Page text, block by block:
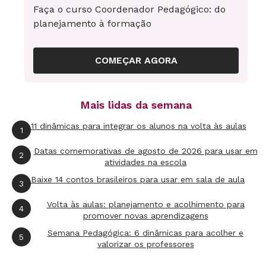
maioria dos estudantes gosta de ir à escola
é um lugar para aprender. Para eles, os estudos,
os trabalhos e as pesquisas existem para
professores pensam que ensinam e alunos
pensam que estudam.
Como fazer os alunos estudarem e os professores
ensinarem de fato?
Charlot
Há milhares de motivos pelos quais os
jovens imaginam que a escola é o lugar do lazer
e não do saber. É importante descobri-los, mais
do que criticar. Os conflitos nascem quando o
Faça o curso Coordenador Pedagógico: do
planejamento à formação
COMEÇAR AGORA
Mais lidas da semana
1 11 dinâmicas para integrar os alunos na volta às aulas
2
Datas comemorativas de agosto de 2026 para usar em
atividades na escola
3 Baixe 14 contos brasileiros para usar em sala de aula
4
Volta às aulas: planejamento e acolhimento para
promover novas aprendizagens
5
Semana Pedagógica: 6 dinâmicas para acolher e
valorizar os professores